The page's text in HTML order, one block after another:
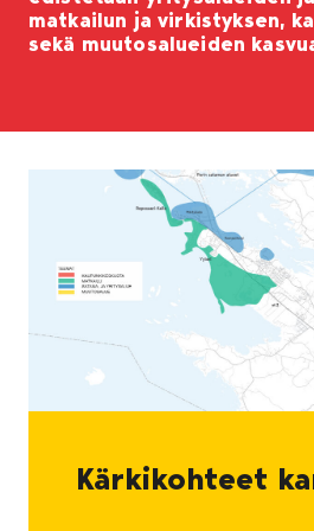
matkailun ja virkistyksen,
sekä muutosalueiden
Kärkikohteet